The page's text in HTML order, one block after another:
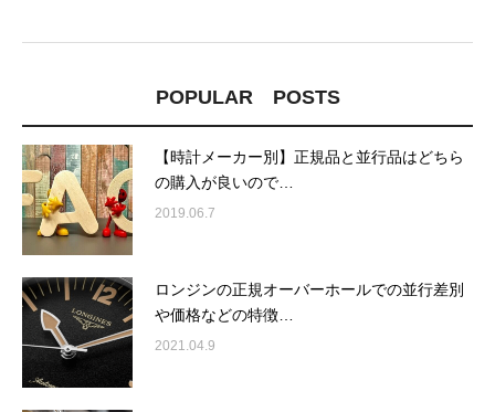
POPULAR POSTS
【時計メーカー別】正規品と並行品はどちら
の購入が良いので…
2019.06.7
ロンジンの正規オーバーホールでの並行差別
や価格などの特徴…
2021.04.9